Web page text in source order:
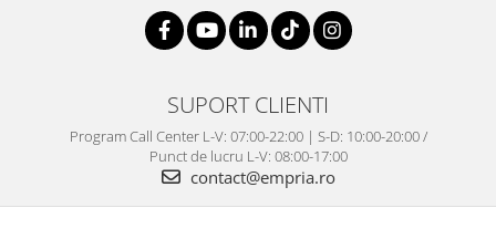
SUPORT CLIENTI
Program Call Center L-V: 07:00-22:00 | S-D: 10:00-20:00 /
Punct de lucru L-V: 08:00-17:00
contact@empria.ro